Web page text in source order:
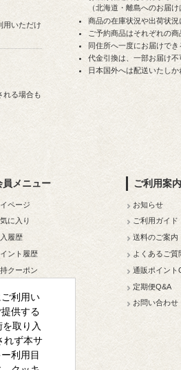
用いただけ
れる場合も
（北海道・離島へのお届
商品の在庫状況や出荷状
ご予約商品はそれぞれの
同住所へ一度にお届けで
代金引換は、一部お届け
日本国外へは配送いたしか
員メニュー
ページ
に入り
履歴
ント履歴
クーポン
ランクについて
ご利用案内
お知らせ
ご利用ガイド
送料のご案内
よくあるご質
通販ポイント
定期便Q&A
お問い合わせ
利用い
供する
取り入
れず本サ
利用目